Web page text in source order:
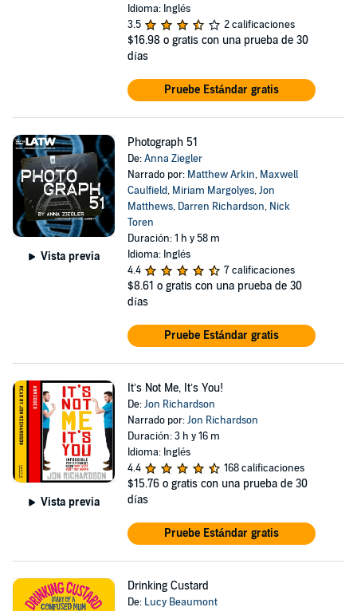
Idioma: Inglés
3.5
2 calificaciones
$16.98 o gratis con una prueba de 30
días
Pruebe Estándar gratis
Vista previa
Photograph 51
De:Anna Ziegler
Narrado por: Matthew Arkin, Maxwell
Caulfield, Miriam Margolyes,Jon
Matthews, Darren Richardson, Nick
Toren
Duración: 1 h y 58 m
Idioma: Inglés
4.4
7 calificaciones
$8.61 o gratis con una prueba de 30
días
Pruebe Estándar gratis
Vista previa
It’s Not Me, It’s You!
De:Jon Richardson
Narrado por:Jon Richardson
Duración: 3 h y 16 m
Idioma: Inglés
4.4
168 calificaciones
$15.76 o gratis con una prueba de 30
días
Pruebe Estándar gratis
Drinking Custard
De: Lucy Beaumont